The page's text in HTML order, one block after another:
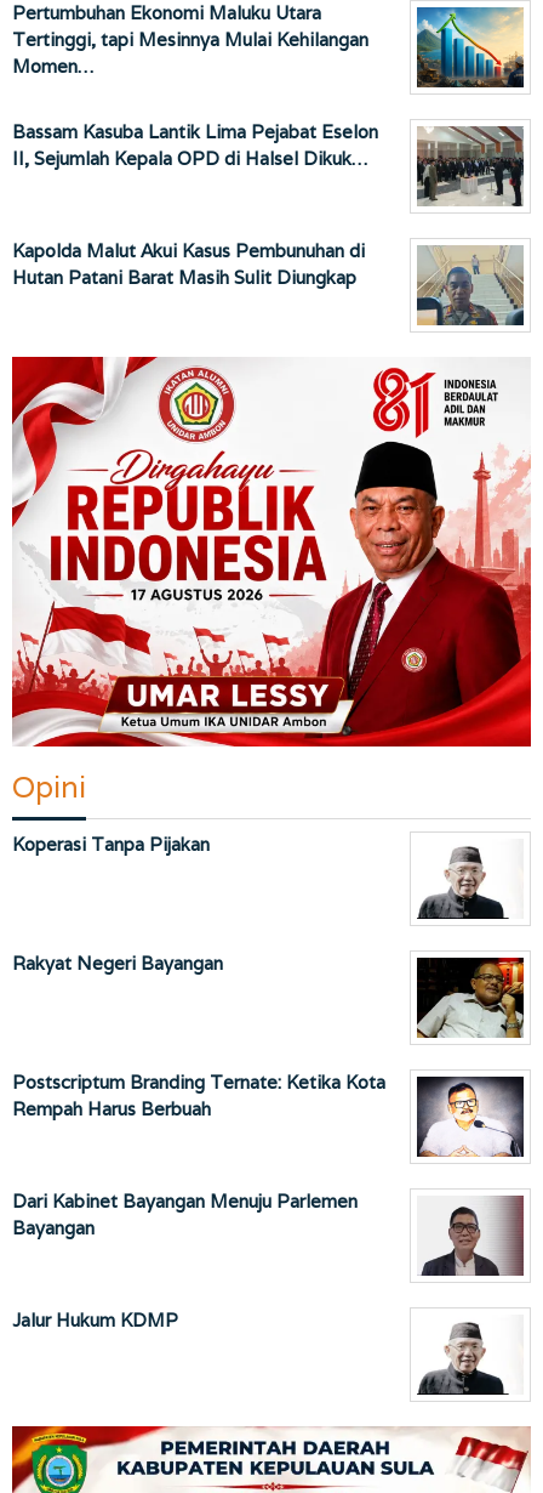
Pertumbuhan Ekonomi Maluku Utara
Tertinggi, tapi Mesinnya Mulai Kehilangan
Momen…
Bassam Kasuba Lantik Lima Pejabat Eselon
II, Sejumlah Kepala OPD di Halsel Dikuk…
Kapolda Malut Akui Kasus Pembunuhan di
Hutan Patani Barat Masih Sulit Diungkap
Opini
Koperasi Tanpa Pijakan
Rakyat Negeri Bayangan
Postscriptum Branding Ternate: Ketika Kota
Rempah Harus Berbuah
Dari Kabinet Bayangan Menuju Parlemen
Bayangan
Jalur Hukum KDMP